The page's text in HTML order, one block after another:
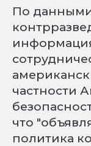
По
частности
что
политика